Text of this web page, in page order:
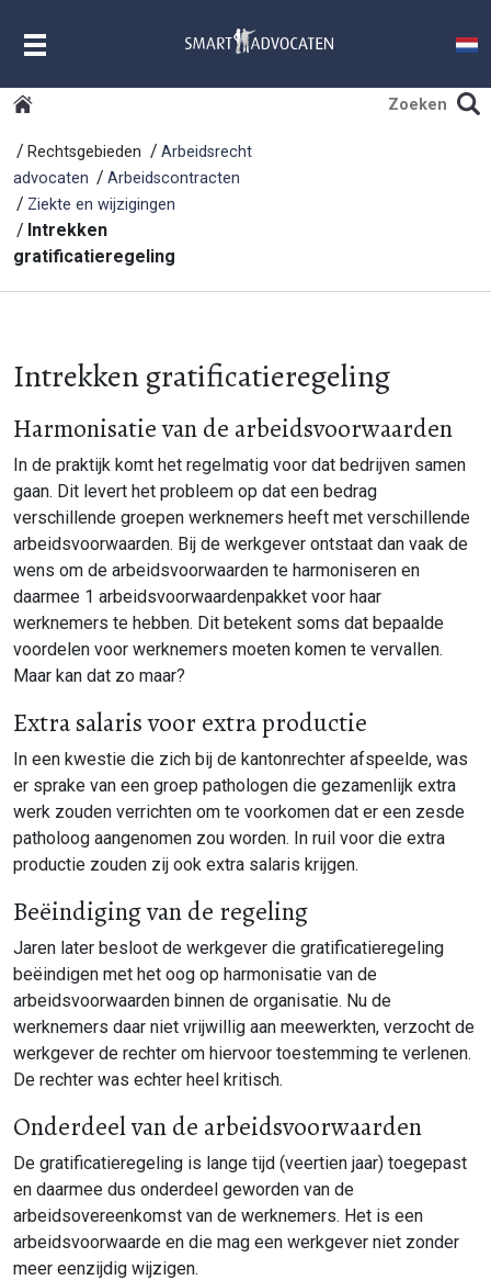
Rechtsgebieden
Arbeidsrecht
advocaten
Arbeidscontracten
Ziekte en wijzigingen
Intrekken
gratificatieregeling
Intrekken gratificatieregeling
Harmonisatie van de arbeidsvoorwaarden
In de praktijk komt het regelmatig voor dat bedrijven samen
gaan. Dit levert het probleem op dat een bedrag
verschillende groepen werknemers heeft met verschillende
arbeidsvoorwaarden. Bij de werkgever ontstaat dan vaak de
wens om de arbeidsvoorwaarden te harmoniseren en
daarmee 1 arbeidsvoorwaardenpakket voor haar
werknemers te hebben. Dit betekent soms dat bepaalde
voordelen voor werknemers moeten komen te vervallen.
Maar kan dat zo maar?
Extra salaris voor extra productie
In een kwestie die zich bij de kantonrechter afspeelde, was
er sprake van een groep pathologen die gezamenlijk extra
werk zouden verrichten om te voorkomen dat er een zesde
patholoog aangenomen zou worden. In ruil voor die extra
productie zouden zij ook extra salaris krijgen.
Beëindiging van de regeling
Jaren later besloot de werkgever die gratificatieregeling
beëindigen met het oog op harmonisatie van de
arbeidsvoorwaarden binnen de organisatie. Nu de
werknemers daar niet vrijwillig aan meewerkten, verzocht de
werkgever de rechter om hiervoor toestemming te verlenen.
De rechter was echter heel kritisch.
Onderdeel van de arbeidsvoorwaarden
De gratificatieregeling is lange tijd (veertien jaar) toegepast
en daarmee dus onderdeel geworden van de
arbeidsovereenkomst van de werknemers. Het is een
arbeidsvoorwaarde en die mag een werkgever niet zonder
meer eenzijdig wijzigen.